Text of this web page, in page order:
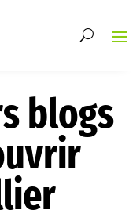
blogs